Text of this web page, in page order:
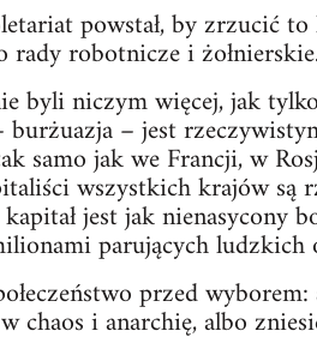
powstał, by zrzucić
robotnicze i
byli niczym więcej, jak
burżuazja – jest
samo jak we Francji, w
wszystkich krajów są
jest jak nienasycony
parujących ludzkich
przed
chaos i anarchię, albo